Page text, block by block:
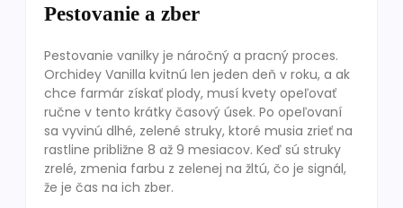
Pestovanie a zber
Pestovanie vanilky je náročný a pracný proces.
Orchidey Vanilla kvitnú len jeden deň v roku, a ak
chce farmár získať plody, musí kvety opeľovať
ručne v tento krátky časový úsek. Po opeľovaní
sa vyvinú dlhé, zelené struky, ktoré musia zrieť na
rastline približne 8 až 9 mesiacov. Keď sú struky
zrelé, zmenia farbu z zelenej na žltú, čo je signál,
že je čas na ich zber.